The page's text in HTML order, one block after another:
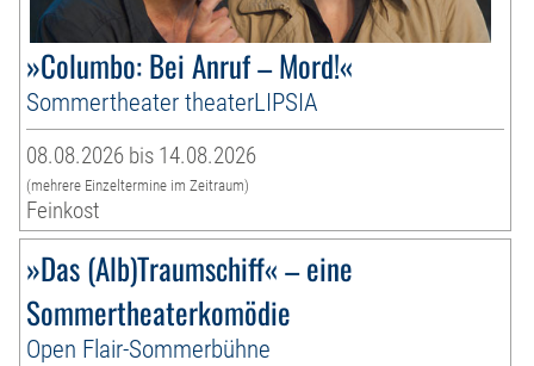
»Columbo: Bei Anruf – Mord!«
Sommertheater theaterLIPSIA
08.08.2026 bis 14.08.2026
(mehrere Einzeltermine im Zeitraum)
Feinkost
»Das (Alb)Traumschiff« – eine
Sommertheaterkomödie
Open Flair-Sommerbühne